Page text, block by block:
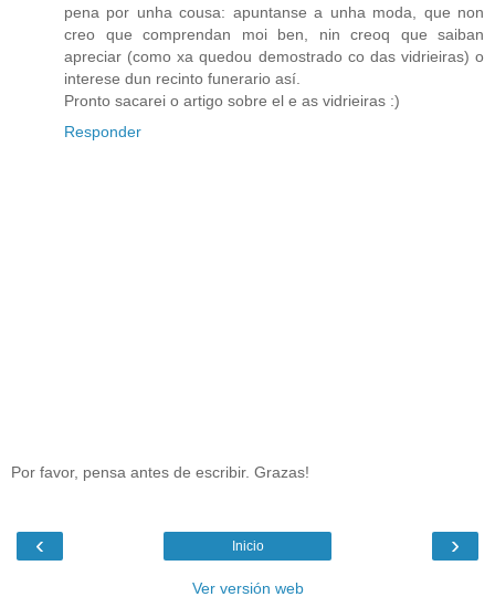
pena por unha cousa: apuntanse a unha moda, que non
creo que comprendan moi ben, nin creoq que saiban
apreciar (como xa quedou demostrado co das vidrieiras) o
interese dun recinto funerario así.
Pronto sacarei o artigo sobre el e as vidrieiras :)
Responder
Por favor, pensa antes de escribir. Grazas!
‹ ›
Inicio
Ver versión web